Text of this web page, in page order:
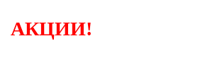
АКЦИИ!